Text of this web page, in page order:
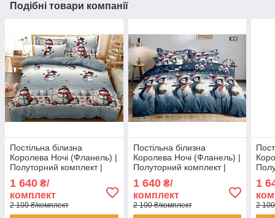
Подібні товари компанії
Постільна білизна
Королева Ночі (Фланель) |
Полуторний комплект |
сніжинки на сірому
1 640 ₴/
комплект
2 100 ₴/комплект
Постільна білизна
Королева Ночі (Фланель) |
Полуторний комплект |
на синьому
1 640₴/
комплект
2 100 ₴/комплект
1
2